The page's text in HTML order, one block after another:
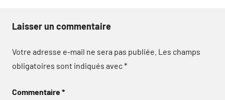
Laisser un commentaire
Votre adresse e-mail ne sera pas publiée. Les champs
obligatoires sont indiqués avec*
Commentaire*